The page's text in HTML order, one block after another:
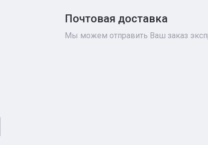
Почтовая доставка
Мы можем отправить Ваш заказ